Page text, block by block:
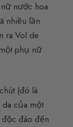
nước hoa
nhiều lần
ra Vol de
phụ nữ
(đó là
của một
đáo đến